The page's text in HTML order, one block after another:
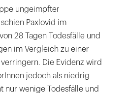
ungeimpfter
Paxlovid im
28 Tagen Todesfälle und
im Vergleich zu einer
Die Evidenz wird
jedoch als niedrig
nur wenige Todesfälle und